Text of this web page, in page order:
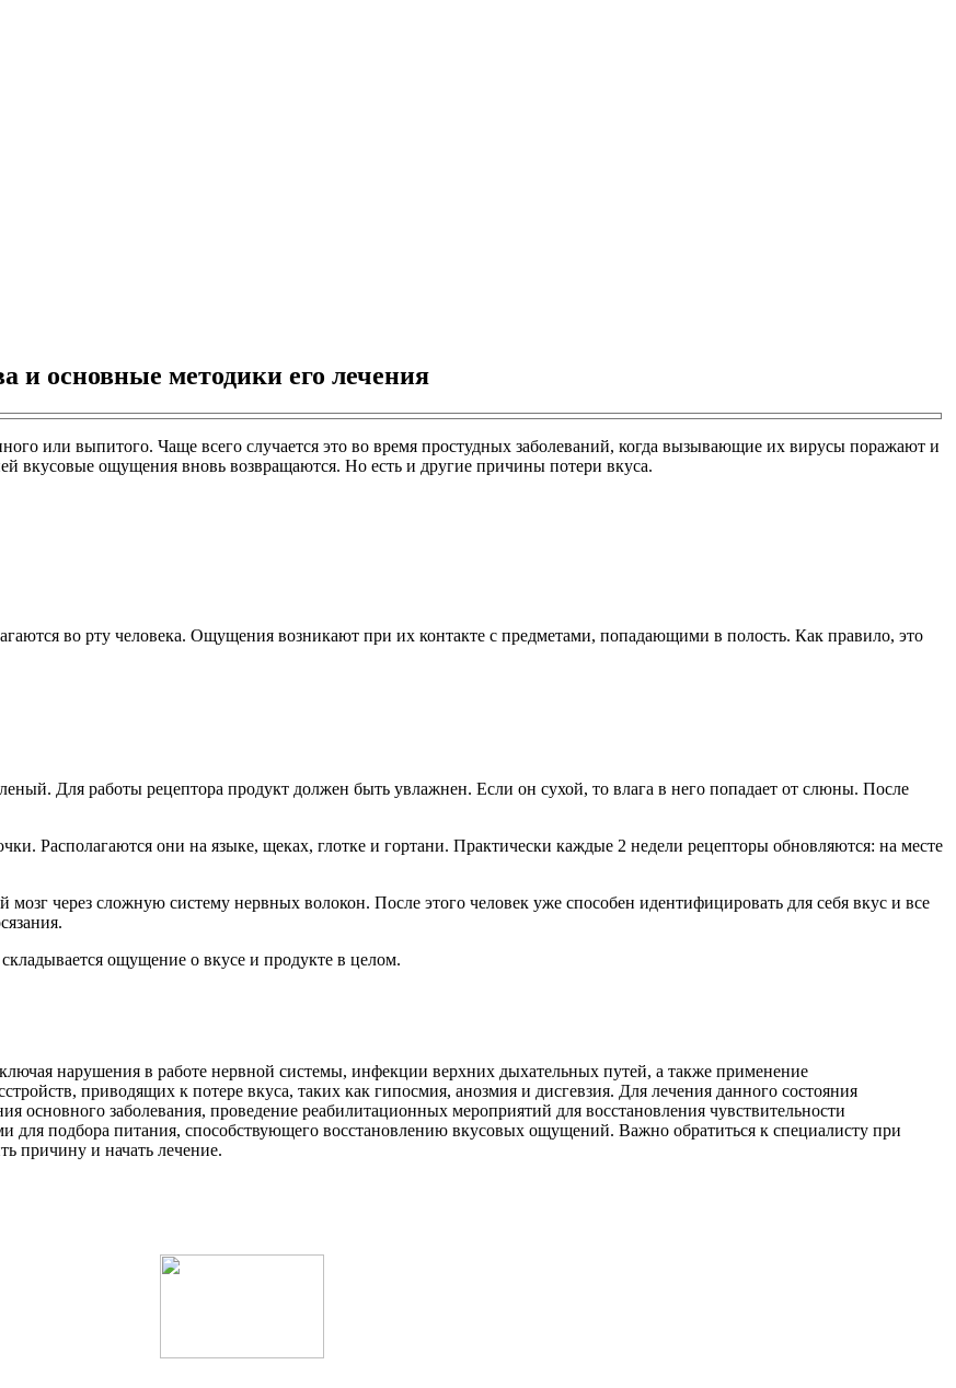
и основные методики его лечения
или выпитого. Чаще всего случается это во время простудных заболеваний, когда вызывающие их вирусы поражают и
вкусовые ощущения вновь возвращаются. Но есть и другие причины потери вкуса.
во рту человека. Ощущения возникают при их контакте с предметами, попадающими в полость. Как правило, это
Для работы рецептора продукт должен быть увлажнен. Если он сухой, то влага в него попадает от слюны. После
Располагаются они на языке, щеках, глотке и гортани. Практически каждые 2 недели рецепторы обновляются: на месте
через сложную систему нервных волокон. После этого человек уже способен идентифицировать для себя вкус и все
ощущение о вкусе и продукте в целом.
нарушения в работе нервной системы, инфекции верхних дыхательных путей, а также применение
приводящих к потере вкуса, таких как гипосмия, анозмия и дисгевзия. Для лечения данного состояния
основного заболевания, проведение реабилитационных мероприятий для восстановления чувствительности
для подбора питания, способствующего восстановлению вкусовых ощущений. Важно обратиться к специалисту при
причину и начать лечение.